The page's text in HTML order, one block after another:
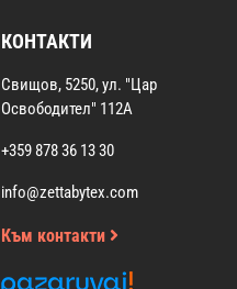
КОНТАКТИ
Свищов, 5250, ул. "Цар
Освободител" 112А
+359 878 36 13 30
info@zettabytex.com
Към контакти